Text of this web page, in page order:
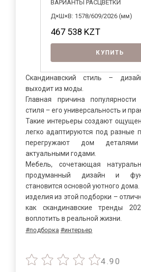
ВАРИАНТЫ РАСЦВЕТКИ
Д×Ш×В: 1578/609/2026 (мм)
467 538 KZT
КУПИТЬ
Скандинавский стиль –
выходит из моды.
Главная причина популярности
стиля – его универсальность и
Такие интерьеры создают
легко адаптируются под разные
перегружают дом
актуальными годами.
Мебель, сочетающая
продуманный дизайн и
становится основой уютного
изделия из этой подборки –
как скандинавские тренды
воплотить в реальной жизни.
#подборка #интерьер
4.90